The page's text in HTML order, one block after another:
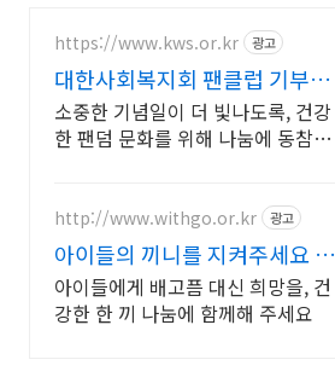
https://www.kws.or.kr 광고
대한사회복지회 팬클럽 기부
SINCE 1954
소중한 기념일이 더 빛나도록, 건강
한 팬덤 문화를 위해 나눔에 동참해
명 아동 보호 지원
http://www.withgo.or.kr 광고
아이들의 끼니를 지켜주세요 39
년 전통 후원기관
아이들에게 배고픔 대신 희망을, 건
강한 한 끼 나눔에 함께해 주세요